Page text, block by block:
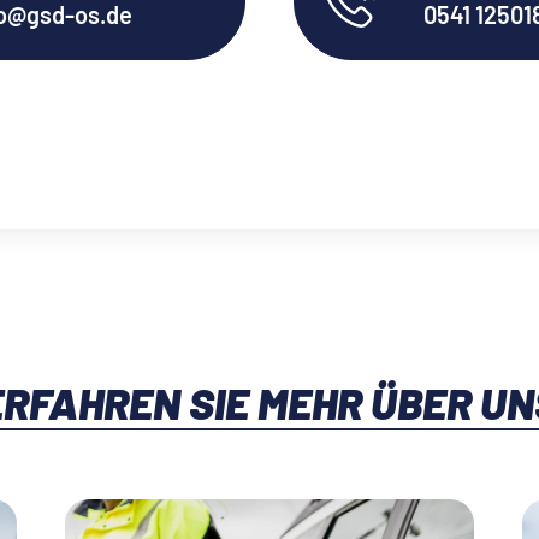
os.de 0541
SIE MEHR ÜBER